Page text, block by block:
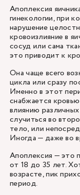
Апоплексия
гинекологии, при
нарушение
кровоизлияние в
сосуд или сама
это приводит к
Она чаще всего
цикла или сразу
Именно в этот
снабжается
влиянию
случиться во
тело, или
Иногда — даже во
Апоплексия — это
от 18 до 35 лет.
возрасте, пик
период.